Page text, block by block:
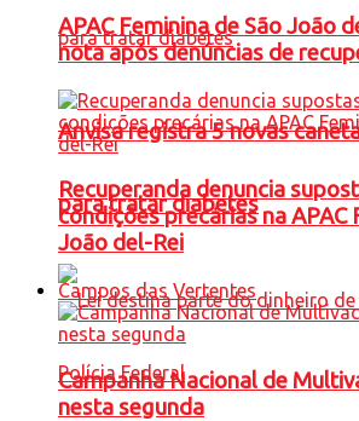
Anvisa registra 5 novas
para tratar diabetes
APAC Feminina de São João
nota após denúncias de
Recuperanda denuncia
condições precárias na APAC
João del-Rei
Campos das Vertentes
Campanha Nacional de
nesta segunda